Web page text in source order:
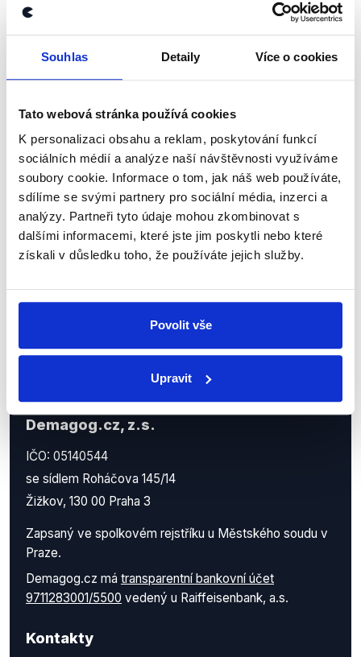
Souhlas Detaily Více o cookies
Tato webová stránka používá cookies
K personalizaci obsahu a reklam, poskytování funkcí
sociálních médií a analýze naší návštěvnosti využíváme
soubory cookie. Informace o tom, jak náš web používáte,
sdílíme se svými partnery pro sociální média, inzerci a
analýzy. Partneři tyto údaje mohou zkombinovat s
dalšími informacemi, které jste jim poskytli nebo které
získali v důsledku toho, že používáte jejich služby.
Povolit vše
Upravit
nepravdy se zrovna v Česku šíří.
Newsletter WhatsApp
Sociální sítě
Nenechte si ujít nejnovější události
z Demagog.cz. Sdílením našich
příspěvků přátelům podpoříte naši
práci.
Demagog.cz, z.s.
IČO: 05140544
se sídlem Roháčova 145/14
Žižkov, 130 00 Praha 3
Zapsaný ve spolkovém rejstříku u Městského soudu v
Praze.
Demagog.cz má transparentní bankovní účet
9711283001/5500 vedený u Raiffeisenbank, a.s.
Kontakty